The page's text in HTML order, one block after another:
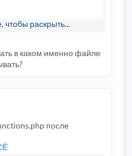
шаблонов использовать
чтобы раскрыть...
в каком именно файле
после